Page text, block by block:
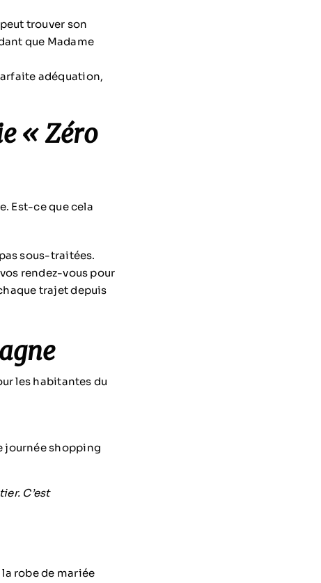
trouver son
que Madame
adéquation,
« Zéro
Est-ce que cela
sous-traitées.
rendez-vous pour
trajet depuis
les habitantes du
journée shopping
C’est
robe de mariée